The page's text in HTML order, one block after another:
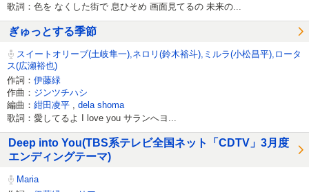
歌詞：色を なくした街で 息ひそめ 画面見てるの 未来の...
ぎゅっとする季節
スイートオリーブ(土岐隼一),ネロリ(鈴木裕斗),ミルラ(小松昌平),ロータ
ス(広瀬裕也)
作詞： 伊藤緑
作曲： ジンツチハシ
編曲： 紺田凌平 dela shoma
歌詞：愛してるよ I love you サランへヨ...
Deep into You(TBS系テレビ全国ネット「CDTV」3月度
エンディングテーマ)
Maria